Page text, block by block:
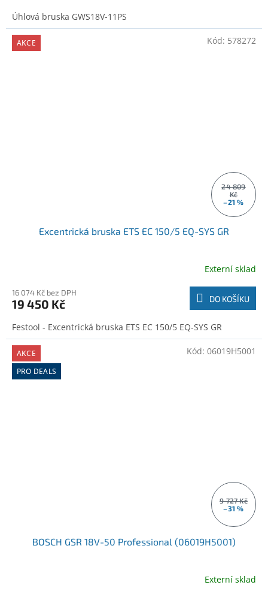
Úhlová bruska GWS18V-11PS
AKCE
24 809
Kč
–21 %
Excentrická bruska ETS EC 150/5 EQ-SYS GR
Externí sklad
16 074 Kč bez DPH
19 450 Kč DO KOŠÍKU
Festool - Excentrická bruska ETS EC 150/5 EQ-SYS GR
Kód: 578272
AKCE
PRO DEALS
9 727 Kč
–31 %
BOSCH GSR 18V-50 Professional (06019H5001)
Externí sklad
Kód: 06019H5001